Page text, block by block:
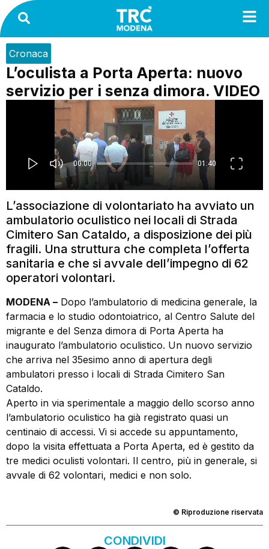
Cronaca
L’oculista a Porta Aperta: nuovo
servizio per i senza dimora. VIDEO
L’associazione di volontariato ha avviato un
ambulatorio oculistico nei locali di Strada
Cimitero San Cataldo, a disposizione dei più
fragili. Una struttura che completa l’offerta
sanitaria e che si avvale dell’impegno di 62
operatori volontari.
MODENA – Dopo l’ambulatorio di medicina generale, la
farmacia e lo studio odontoiatrico, al Centro Salute del
migrante e del Senza dimora di Porta Aperta ha
inaugurato l’ambulatorio oculistico. Un nuovo servizio
che arriva nel 35esimo anno di apertura degli
ambulatori presso i locali di Strada Cimitero San
Cataldo.
Aperto in via sperimentale a maggio dello scorso anno
l’ambulatorio oculistico ha già registrato quasi un
centinaio di accessi. Vi si accede su appuntamento,
dopo la visita effettuata a Porta Aperta, ed è gestito da
tre medici oculisti volontari. Il centro, più in generale, si
avvale di 62 volontari, medici e non solo.
© Riproduzione riservata
CONDIVIDI